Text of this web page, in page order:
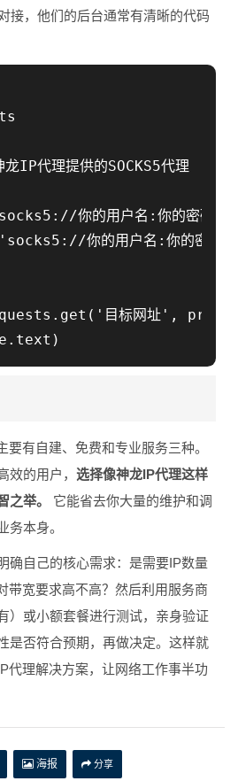
接，他们的后台通常有清晰的代码
IP代理提供的SOCKS5代理
你的用户名:你的密码@代
你的用户名:你的密码@
目标网址',
要有自建、免费和专业服务三种。
效的用户， 选择像神龙IP代理这样
之举。
它能省去你大量的维护和调
务本身。
确自己的核心需求：是需要IP数量
带宽要求高不高？然后利用服务商
）或小额套餐进行测试，亲身验证
是否符合预期，再做决定。这样就
代理解决方案，让网络工作事半功
海报 分享